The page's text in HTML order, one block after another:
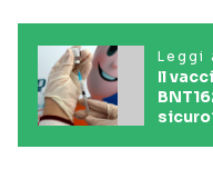
Leggi
Il